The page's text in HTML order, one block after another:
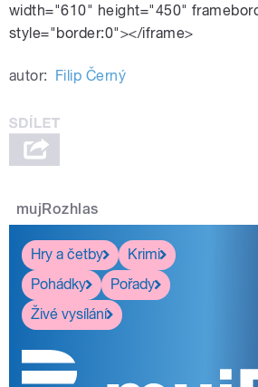
width="610" height="450"
style="border:0"></iframe>
autor: Filip Černý
mujRozhlas
Hry a četby
Krimi
Pohádky
Pořady
Živé vysílání